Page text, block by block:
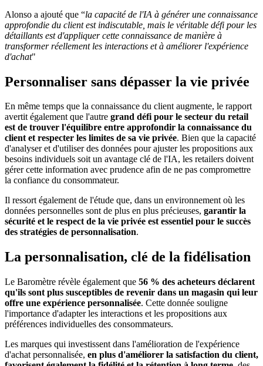
Alonso a ajouté que “la capacité de l'IA à générer une connaissance
approfondie du client est indiscutable, mais le véritable défi pour les
détaillants est d'appliquer cette connaissance de manière à
transformer réellement les interactions et à améliorer l'expérience
d'achat"
Personnaliser sans dépasser la vie privée
En même temps que la connaissance du client augmente, le rapport
avertit également que l'autre grand défi pour le secteur du retail
est de trouver l'équilibre entre approfondir la connaissance du
client et respecter les limites de sa vie privée. Bien que la capacité
d'analyser et d'utiliser des données pour ajuster les propositions aux
besoins individuels soit un avantage clé de l'IA, les retailers doivent
gérer cette information avec prudence afin de ne pas compromettre
la confiance du consommateur.
Il ressort également de l'étude que, dans un environnement où les
données personnelles sont de plus en plus précieuses, garantir la
sécurité et le respect de la vie privée est essentiel pour le succès
des stratégies de personnalisation.
La personnalisation, clé de la fidélisation
Le Baromètre révèle également que 56 % des acheteurs déclarent
qu'ils sont plus susceptibles de revenir dans un magasin qui leur
offre une expérience personnalisée. Cette donnée souligne
l'importance d'adapter les interactions et les propositions aux
préférences individuelles des consommateurs.
Les marques qui investissent dans l'amélioration de l'expérience
d'achat personnalisée, en plus d'améliorer la satisfaction du client,